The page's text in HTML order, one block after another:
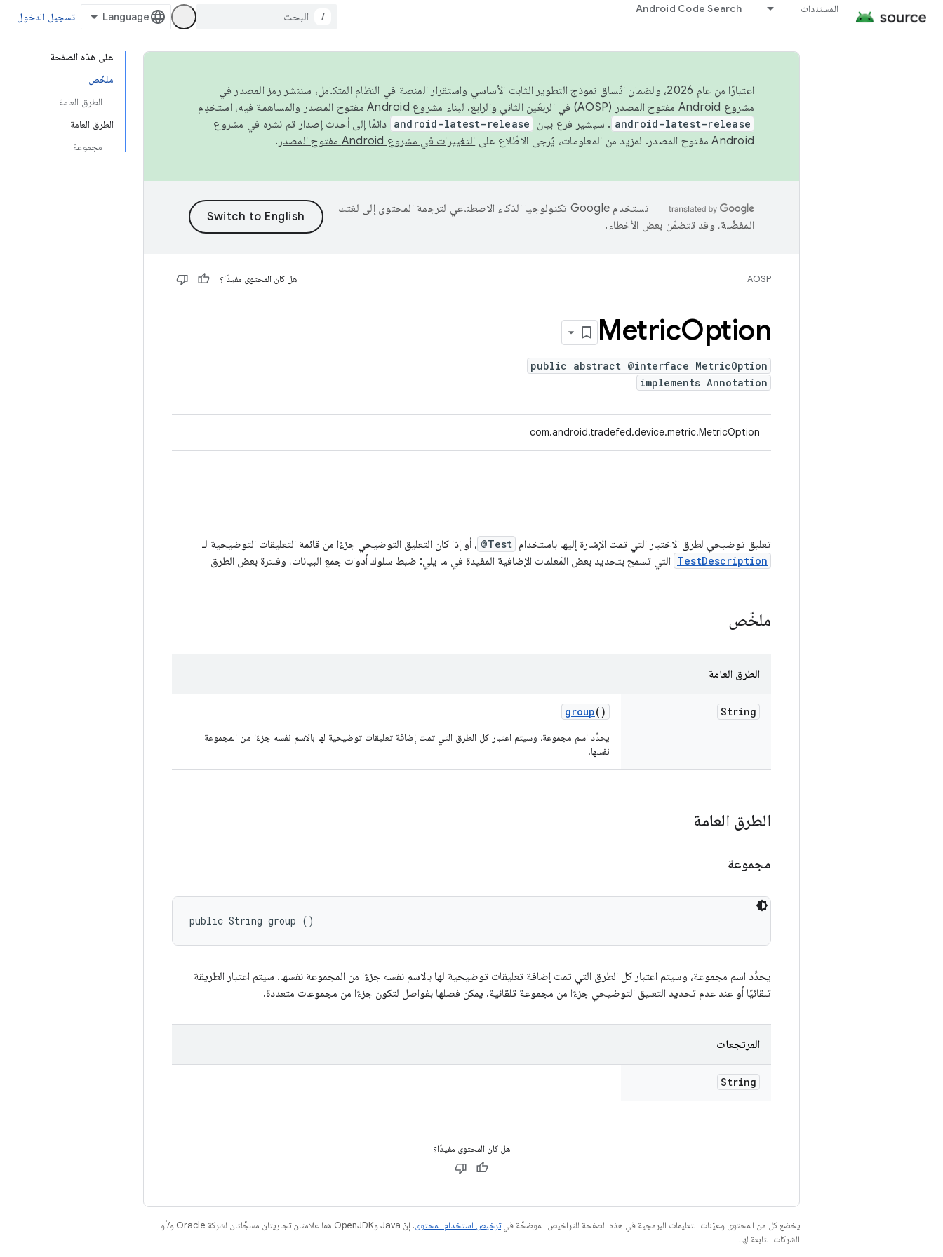
المستندات Android Code Search
/ تسجيل الدخول
على هذه الصفحة
ملخّص
الطرق العامة
الطرق العامة
مجموعة
اعتبارًا من عام 2026، ولضمان اتّساق نموذج التطوير الثابت الأساسي واستقرار المنصة في النظام المتكامل، سننشر رمز المصدر في
مشروع Android مفتوح المصدر (AOSP) في الربعَين الثاني والرابع. لبناء مشروع Android مفتوح المصدر والمساهمة فيه، استخدِم
android-latest-release . سيشير فرع بيان android-latest-release دائمًا إلى أحدث إصدار تم نشره في مشروع
Android مفتوح المصدر. لمزيد من المعلومات، يُرجى الاطّلاع على
التغييرات في مشروع Android مفتوح المصدر .
تستخدم Google تكنولوجيا الذكاء الاصطناعي لترجمة المحتوى إلى لغتك
المفضّلة، وقد تتضمّن بعض الأخطاء.
AOSP هل كان المحتوى مفيدًا؟
MetricOption
public abstract @interface MetricOption
implements Annotation
com.android.tradefed.device.metric.MetricOption
تعليق توضيحي لطرق الاختبار التي تمت الإشارة إليها باستخدام @Test ، أو إذا كان التعليق التوضيحي جزءًا من قائمة التعليقات التوضيحية لـ
TestDescription التي تسمح بتحديد بعض المَعلمات الإضافية المفيدة في ما يلي: ضبط سلوك أدوات جمع البيانات، وفلترة بعض الطرق
ملخّص
الطرق العامة
String
group()
يحدِّد اسم مجموعة، وسيتم اعتبار كل الطرق التي تمت إضافة تعليقات توضيحية لها بالاسم نفسه جزءًا من المجموعة
نفسها.
الطرق العامة
مجموعة
public String group ()
يحدِّد اسم مجموعة، وسيتم اعتبار كل الطرق التي تمت إضافة تعليقات توضيحية لها بالاسم نفسه جزءًا من المجموعة نفسها. سيتم اعتبار الطريقة
تلقائيًا أو عند عدم تحديد التعليق التوضيحي جزءًا من مجموعة تلقائية. يمكن فصلها بفواصل لتكون جزءًا من مجموعات متعددة.
المرتجعات
String
هل كان المحتوى مفيدًا؟
يخضع كل من المحتوى وعيّنات التعليمات البرمجية في هذه الصفحة للتراخيص الموضحّة فيترخيص استخدام المحتوى
. إنّ Java وOpenJDK هما علامتان تجاريتان مسجَّلتان لشركة Oracle و/أو
الشركات التابعة لها.